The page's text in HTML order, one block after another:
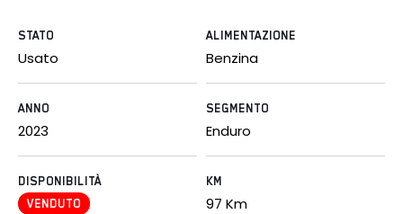
STATO
Usato
ALIMENTAZIONE
Benzina
ANNO
2023
SEGMENTO
Enduro
DISPONIBILITÀ
VENDUTO
KM
97 Km